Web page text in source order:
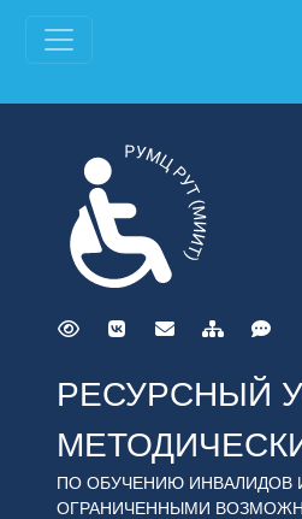
РЕСУРСНЫЙ
ПО ОБУЧЕНИЮ ИНВАЛИДОВ
ОГРАНИЧЕННЫМИ